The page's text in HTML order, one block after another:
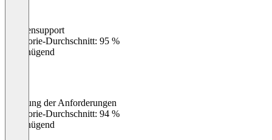
Kundensupport
Kategorie-Durchschnitt: 95 %
Ungenügend
Erfüllung der Anforderungen
Kategorie-Durchschnitt: 94 %
Ungenügend